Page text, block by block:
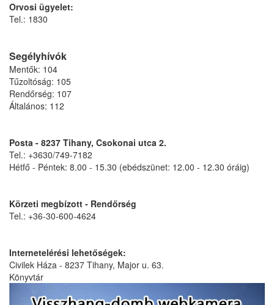
Orvosi ügyelet:
Tel.: 1830
Segélyhívók
Mentők: 104
Tűzoltóság: 105
Rendőrség: 107
Általános: 112
Posta - 8237 Tihany, Csokonai utca 2.
Tel.: +3630/749-7182
Hétfő - Péntek: 8.00 - 15.30 (ebédszünet: 12.00 - 12.30 óráig)
Körzeti megbízott - Rendőrség
Tel.: +36-30-600-4624
Internetelérési lehetőségek:
Civilek Háza - 8237 Tihany, Major u. 63.
Könyvtár